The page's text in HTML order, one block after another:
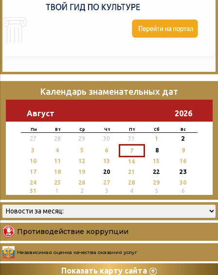
Календарь знаменательных дат
Август 2026
Пн Вт Ср Чт Пт Сб Вс
27 28 29 30 31 1 2
3 4 5 6 7 8
9
10
11 12 13 14 15
16
17
18 19 20 21 22 23
24 25 26 27 28 29
30
31
1 2 3 4 5 6
Противодействие коррупции
Независимая оценка качества оказания услуг
Показать карту сайта